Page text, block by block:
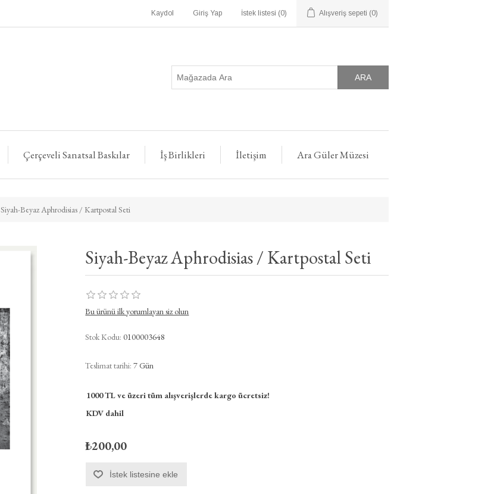
Kaydol Giriş Yap İstek listesi (0) Alışveriş sepeti (0)
ARA
Çerçeveli Sanatsal Baskılar İş Birlikleri İletişim Ara Güler Müzesi
Siyah-Beyaz Aphrodisias / Kartpostal Seti
Siyah-Beyaz Aphrodisias / Kartpostal Seti
Bu ürünü ilk yorumlayan siz olun
Stok Kodu: 0100003648
Teslimat tarihi: 7 Gün
1000 TL ve üzeri tüm alışverişlerde kargo ücretsiz!
KDV dahil
₺200,00
İstek listesine ekle